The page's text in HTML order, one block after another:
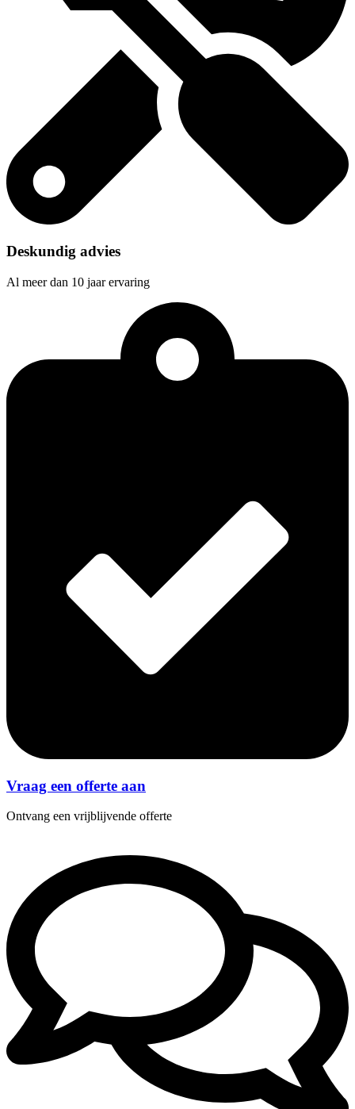
Deskundig advies
Al meer dan 10 jaar ervaring
Vraag een offerte aan
Ontvang een vrijblijvende offerte